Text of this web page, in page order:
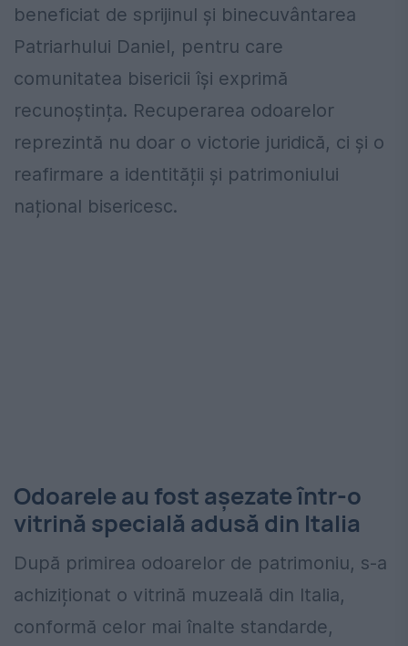
beneficiat de sprijinul și binecuvântarea
Patriarhului Daniel, pentru care
comunitatea bisericii își exprimă
recunoștința. Recuperarea odoarelor
reprezintă nu doar o victorie juridică, ci și o
reafirmare a identității și patrimoniului
național bisericesc.
Odoarele au fost așezate într-o
vitrină specială adusă din Italia
După primirea odoarelor de patrimoniu, s-a
achiziționat o vitrină muzeală din Italia,
conformă celor mai înalte standarde,